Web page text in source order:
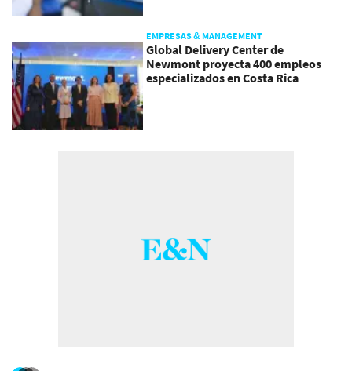
EMPRESAS & MANAGEMENT
Global Delivery Center de
Newmont proyecta 400 empleos
especializados en Costa Rica